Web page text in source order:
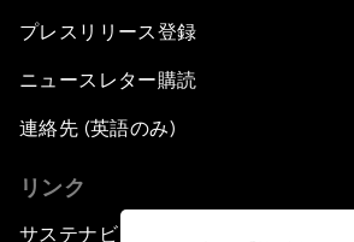
プレスリリース登録
ニュースレター購読
連絡先 (英語のみ)
リンク
サステナビリティへの取り組み